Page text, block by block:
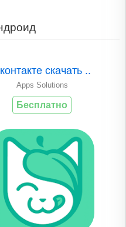
скачать ..
Apps Solutions
Бесплатно